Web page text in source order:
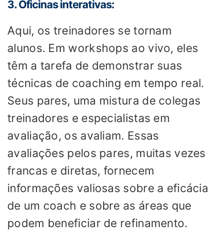
3. Oficinas interativas:
Aqui, os treinadores se tornam
alunos. Em workshops ao vivo, eles
têm a tarefa de demonstrar suas
técnicas de coaching em tempo real.
Seus pares, uma mistura de colegas
treinadores e especialistas em
avaliação, os avaliam. Essas
avaliações pelos pares, muitas vezes
francas e diretas, fornecem
informações valiosas sobre a eficácia
de um coach e sobre as áreas que
podem beneficiar de refinamento.